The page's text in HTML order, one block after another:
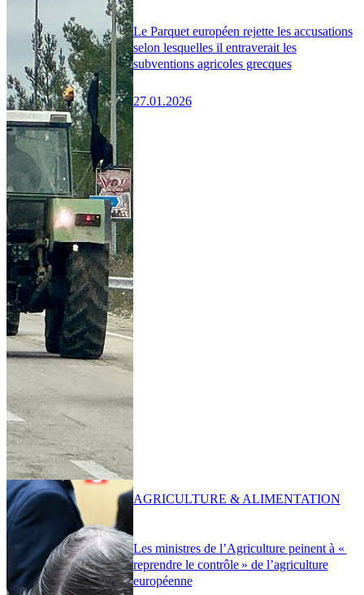
Le Parquet européen rejette les accusations
selon lesquelles il entraverait les
subventions agricoles grecques
27.01.2026
Les ministres de l’Agriculture peinent à «
reprendre le contrôle » de l’agriculture
européenne
AGRICULTURE & ALIMENTATION